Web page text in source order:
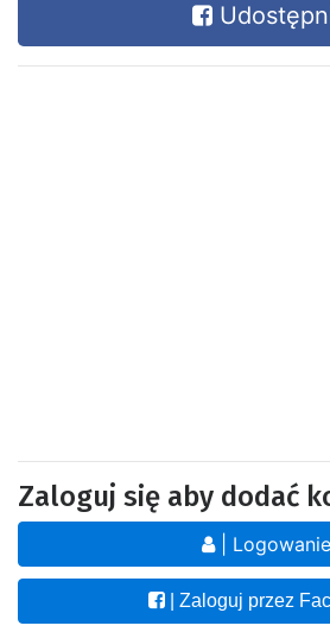
Zaloguj się aby dodać
| Logowanie
| Zaloguj przez